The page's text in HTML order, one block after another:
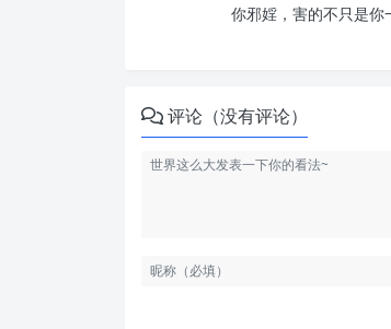
你邪婬，害的不只是
评论（没有评论）